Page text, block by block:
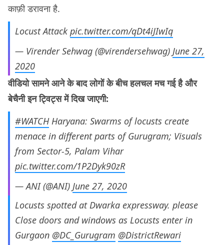
काफ़ी डरावना है.
Locust Attack pic.twitter.com/qDt4iJIwIq
— Virender Sehwag (@virendersehwag) June 27,
2020
वीडियो सामने आने के बाद लोगों के बीच हलचल मच गई है और
बेचैनी इन ट्विट्स में दिख जाएगी:
#WATCHHaryana: Swarms of locusts create
menace in different parts of Gurugram; Visuals
from Sector-5, Palam Vihar
pic.twitter.com/1P2Dyk90zR
— ANI (@ANI) June 27, 2020
Locusts spotted at Dwarka expressway. please
Close doors and windows as Locusts enter in
Gurgaon @DC_Gurugram @DistrictRewari